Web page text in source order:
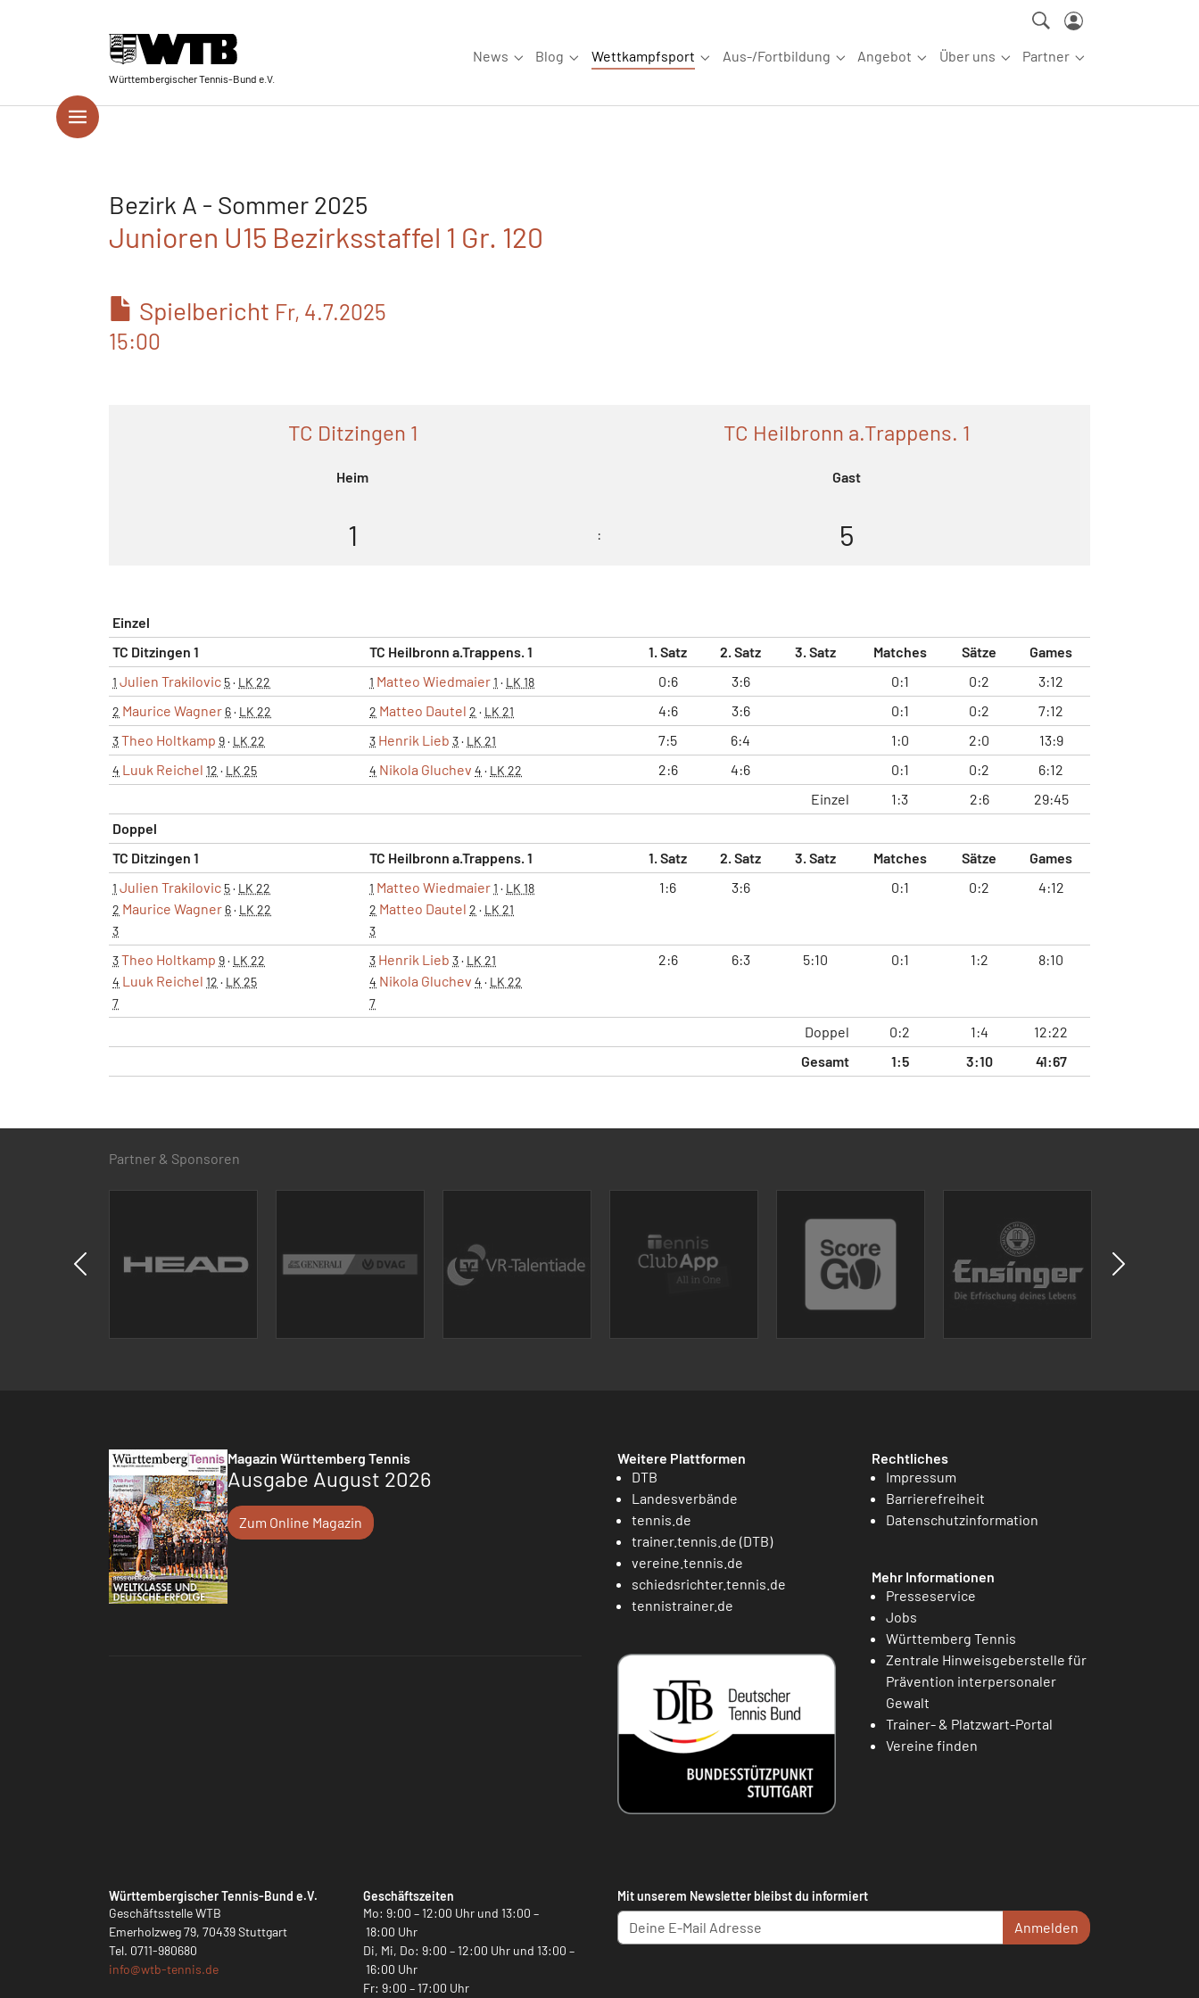
Württembergischer Tennis-Bund e.V.
News
Submenu for "News"
Blog
Submenu for "Blog"
Wettkampfsport
Submenu for "Wettkampfsport"
Aus-/Fortbildung
Submenu for "Aus-/Fortbildung"
Angebot
Submenu for "Angebot"
Über uns
Submenu for "Über uns"
Partner
Submenu for
Bezirk A - Sommer 2025
Junioren U15 Bezirksstaffel 1 Gr. 120
Spielbericht Fr, 4.7.2025
15:00
TC Ditzingen 1
Heim
TC Heilbronn a.Trappens. 1
Gast
1 : 5
Einzel
TC Ditzingen 1
TC Heilbronn a.Trappens. 1 1. Satz 2. Satz 3. Satz Matches Sätze Games
1 Julien Trakilovic 5· LK 22 1 Matteo Wiedmaier1 · LK 18 0:6 3:6 0:1 0:2 3:12
2 Maurice Wagner 6· LK 22 2 Matteo Dautel 2 · LK 21 4:6 3:6 0:1 0:2 7:12
3Theo Holtkamp 9· LK 22 3 Henrik Lieb 3· LK 21 7:5 6:4 1:0 2:0 13:9
4 Luuk Reichel 12 · LK 25 4 Nikola Gluchev 4 · LK 22 2:6 4:6 0:1 0:2
6:12
Einzel
1:3 2:6
29:45
Doppel
TC Ditzingen 1
TC Heilbronn a.Trappens. 1 1. Satz 2. Satz 3. Satz Matches Sätze Games
1 Julien Trakilovic 5· LK 22
2 Maurice Wagner 6· LK 22
3
1 Matteo Wiedmaier1 · LK 18
2 Matteo Dautel 2 · LK 21
3
1:6 3:6 0:1 0:2 4:12
3Theo Holtkamp 9· LK 22
4 Luuk Reichel 12 · LK 25
7
3 Henrik Lieb 3· LK 21
4 Nikola Gluchev 4 · LK 22
7
2:6 6:3 5:10 0:1 1:2 8:10
Doppel 0:2 1:4
12:22
Gesamt
1:5 3:10 41:67
Partner & Sponsoren
Magazin Württemberg Tennis
Ausgabe August 2026
Zum Online Magazin
Weitere Plattformen
DTB
Landesverbände
tennis.de
trainer.tennis.de (DTB)
vereine.tennis.de
schiedsrichter.tennis.de
tennistrainer.de
Rechtliches
Impressum
Barrierefreiheit
Datenschutzinformation
Mehr Informationen
Presseservice
Jobs
Württemberg Tennis
Zentrale Hinweisgeberstelle für
Prävention interpersonaler
Gewalt
Trainer- & Platzwart-Portal
Vereine finden
Württembergischer Tennis-Bund e.V.
Geschäftsstelle WTB
Emerholzweg 79, 70439 Stuttgart
Tel. 0711-980680
info@wtb-tennis.de
Geschäftszeiten
Mo: 9:00 – 12:00 Uhr und 13:00 –
18:00 Uhr
Di, Mi, Do: 9:00 – 12:00 Uhr und 13:00 –
16:00 Uhr
Fr: 9:00 – 17:00 Uhr
Mit unserem Newsletter bleibst du informiert
Anmelden